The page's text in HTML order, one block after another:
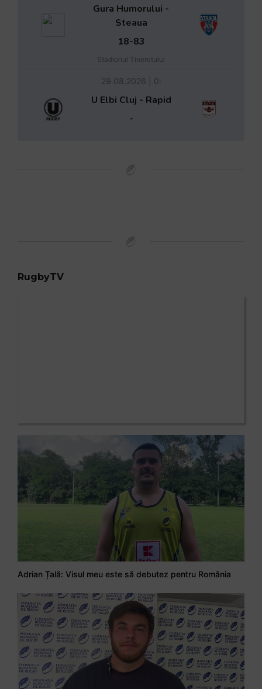
Gura Humorului -
Steaua
18-83
Stadionul Tineretului
29.08.2026 | 0:
U Elbi Cluj - Rapid
-
RugbyTV
Adrian Țală: Visul meu este să debutez pentru România